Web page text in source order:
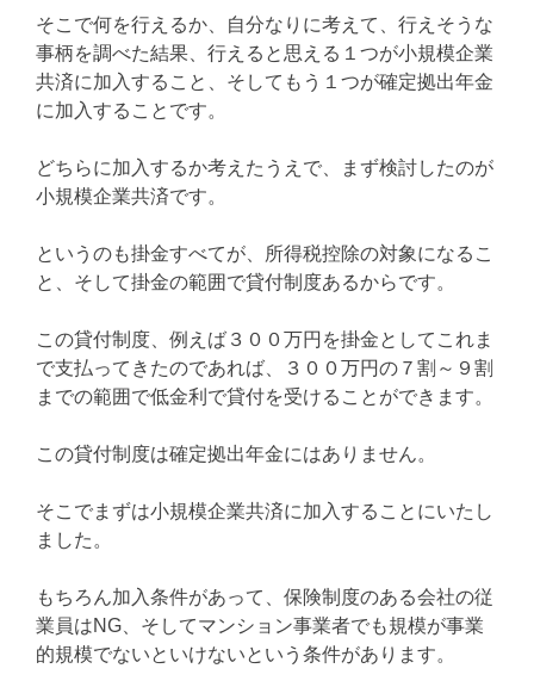
そこで何を行えるか、自分なりに考えて、行えそうな
事柄を調べた結果、行えると思える１つが小規模企業
共済に加入すること、そしてもう１つが確定拠出年金
に加入することです。
どちらに加入するか考えたうえで、まず検討したのが
小規模企業共済です。
というのも掛金すべてが、所得税控除の対象になるこ
と、そして掛金の範囲で貸付制度あるからです。
この貸付制度、例えば３００万円を掛金としてこれま
で支払ってきたのであれば、３００万円の７割～９割
までの範囲で低金利で貸付を受けることができます。
この貸付制度は確定拠出年金にはありません。
そこでまずは小規模企業共済に加入することにいたし
ました。
もちろん加入条件があって、保険制度のある会社の従
業員はNG、そしてマンション事業者でも規模が事業
的規模でないといけないという条件があります。